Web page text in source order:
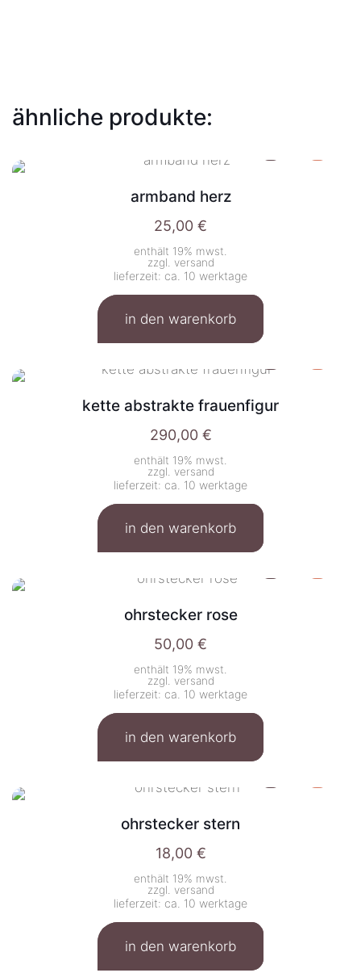
ähnliche produkte:
armband herz
25,00 €
enthält 19% mwst.
zzgl. versand
lieferzeit: ca. 10 werktage
in den warenkorb
kette abstrakte frauenfigur
290,00 €
enthält 19% mwst.
zzgl. versand
lieferzeit: ca. 10 werktage
in den warenkorb
ohrstecker rose
50,00 €
enthält 19% mwst.
zzgl. versand
lieferzeit: ca. 10 werktage
in den warenkorb
ohrstecker stern
18,00 €
enthält 19% mwst.
zzgl. versand
lieferzeit: ca. 10 werktage
in den warenkorb